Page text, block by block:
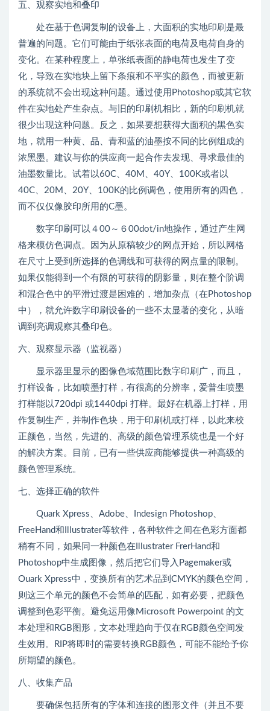
五、观察实地和叠印
处在基于色调复制的设备上，大面积的实地印刷是最
普遍的问题。它们可能由于纸张表面的电荷及电荷自身的
变化。在某种程度上，单张纸表面的静电荷也发生了变
化，导致在实地块上留下条痕和不平实的颜色，而被更新
的系统就不会出现这种问题。通过使用Photoshop或其它软
件在实地处产生杂点。与旧的印刷机相比，新的印刷机就
很少出现这种问题。反之，如果要想获得大面积的黑色实
地，就用一种黄、品、青和蓝的油墨按不同的比例组成的
浓黑墨。建议与你的供应商一起合作去发现、寻求最佳的
油墨数量比。试着以60C、40M、40Y、100K或者以
40C、20M、20Y、100K的比例调色，使用所有的四色，
而不仅仅像胶印所用的C墨。
数字印刷可以４00～６00dot/in地操作，通过产生网
格来模仿色调点。因为从原稿较少的网点开始，所以网格
在尺寸上受到所选择的色调线和可获得的网点量的限制。
如果仅能得到一个有限的可获得的阴影量，则在整个阶调
和混合色中的平滑过渡是困难的，增加杂点（在Photoshop
中），就允许数字印刷设备的一些不太显著的变化，从暗
调到亮调观察其叠印色。
六、观察显示器（监视器）
显示器里显示的图像色域范围比数字印刷广，而且，
打样设备，比如喷墨打样，有很高的分辨率，爱普生喷墨
打样能以720dpi 或1440dpi 打样。最好在机器上打样，用
作复制生产，并制作色块，用于印刷机或打样，以此来校
正颜色，当然，先进的、高级的颜色管理系统也是一个好
的解决方案。目前，已有一些供应商能够提供一种高级的
颜色管理系统。
七、选择正确的软件
Quark Xpress、Adobe、Indesign Photoshop、
FreeHand和Illustrater等软件，各种软件之间在色彩方面都
稍有不同，如果同一种颜色在Illustrater FrerHand和
Photoshop中生成图像，然后把它们导入Pagemaker或
Ouark Xpress中，变换所有的艺术品到CMYK的颜色空间，
则这三个单元的颜色不会简单的匹配，如有必要，把颜色
调整到色彩平衡。避免运用像Microsoft Powerpoint 的文
本处理和RGB图形，文本处理趋向于仅在RGB颜色空间发
生效用。RIP将即时的需要转换RGB颜色，可能不能给予你
所期望的颜色。
八、收集产品
要确保包括所有的字体和连接的图形文件（并且不要